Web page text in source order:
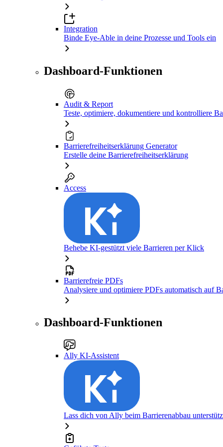
Integration
Binde Eye-Able in deine Prozesse und Tools ein
Dashboard-Funktionen
Audit & Report
Teste, optimiere, dokumentiere und kontrolliere
Barrierefreiheitserklärung Generator
Erstelle deine Barrierefreiheitserklärung
Access
Behebe KI-gestützt viele Barrieren per Klick
Barrierefreie PDFs
Analysiere und optimiere PDFs automatisch auf
Dashboard-Funktionen
Ally KI-Assistent
Lass dich von Ally beim Barrierenabbau